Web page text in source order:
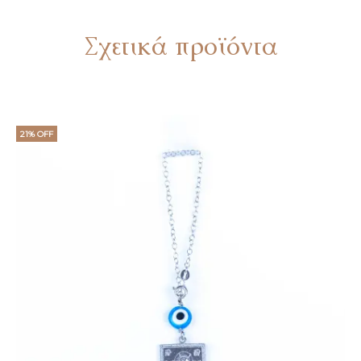
Σχετικά προϊόντα
21% OFF